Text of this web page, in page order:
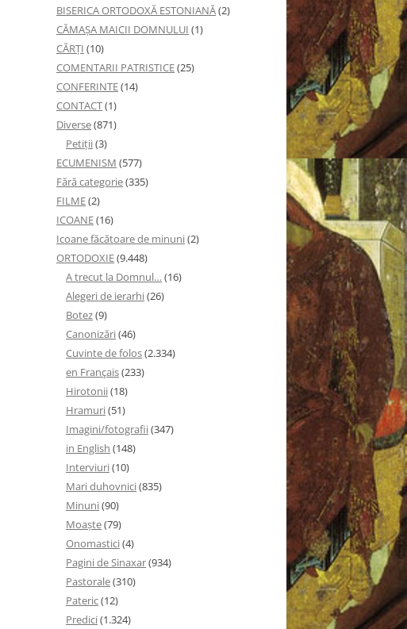
BISERICA ORTODOXĂ ESTONIANĂ(2)
CĂMAȘA MAICII DOMNULUI (1)
CĂRȚI (10)
COMENTARII PATRISTICE(25)
CONFERINTE(14)
CONTACT(1)
Diverse(871)
Petiţii(3)
ECUMENISM (577)
Fără categorie(335)
FILME(2)
ICOANE(16)
Icoane făcătoare de minuni(2)
ORTODOXIE(9.448)
A trecut la Domnul… (16)
Alegeri de ierarhi(26)
Botez(9)
Canonizări(46)
Cuvinte de folos(2.334)
en Français(233)
Hirotonii(18)
Hramuri(51)
Imagini/fotografii(347)
in English (148)
Interviuri(10)
Mari duhovnici(835)
Minuni(90)
Moaşte(79)
Onomastici(4)
Pagini de Sinaxar(934)
Pastorale(310)
Pateric(12)
Predici(1.324)